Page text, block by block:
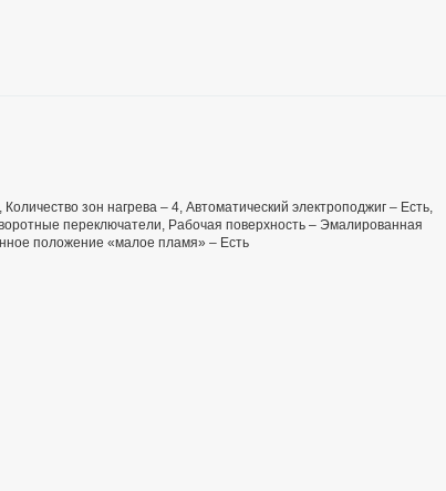
зон нагрева – 4, Автоматический электроподжиг – Есть,
переключатели, Рабочая поверхность – Эмалированная
положение «малое пламя» – Есть